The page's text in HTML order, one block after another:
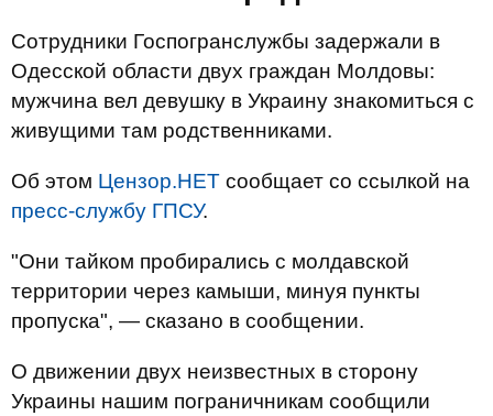
Сотрудники Госпогранслужбы задержали в
Одесской области двух граждан Молдовы:
мужчина вел девушку в Украину знакомиться с
живущими там родственниками.
Об этом Цензор.НЕТ сообщает со ссылкой на
пресс-службу ГПСУ.
"Они тайком пробирались с молдавской
территории через камыши, минуя пункты
пропуска", — сказано в сообщении.
О движении двух неизвестных в сторону
Украины нашим пограничникам сообщили